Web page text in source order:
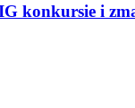
konkursie i